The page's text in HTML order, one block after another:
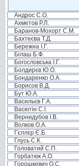
Андрос С.О.
Ахметов Р.Л.
Баранов-Мохорт С.М.
Бахтеєва Т.Д.
Бережна І.Г.
Білаш Б.Ф.
Богословська І.Г.
Болдирєв Ю.О.
Бондаренко О.А.
Борисов В.Д.
Бут Ю.А.
Васильєв Г.А.
Васютін С.І.
Вернидубов І.В.
Волков О.А.
Гєллєр Є.Б.
Глусь С.К.
Головатий С.П.
Горбатюк А.О.
Горошкевич О.С.